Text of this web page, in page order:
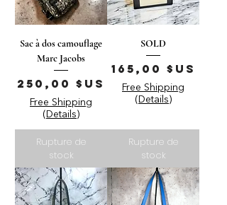
Sac à dos camouflage
Marc Jacobs
Prix
250,00 $US
Free Shipping
(Details)
Rupture de
stock
SOLD
Prix
165,00 $US
Free Shipping
(Details)
Rupture de
stock